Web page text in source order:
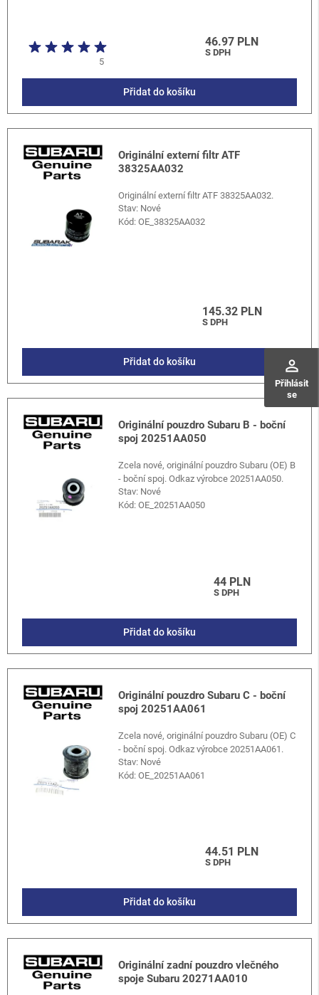
perm_identity
Přihlásit
se
5
46.97 PLN
S DPH
Přidat do košíku
Originální externí filtr ATF
38325AA032
Originální externí filtr ATF 38325AA032.
Stav: Nové
Kód:OE_38325AA032
145.32 PLN
S DPH
Přidat do košíku
Originální pouzdro Subaru B - boční
spoj 20251AA050
Zcela nové, originální pouzdro Subaru (OE) B
- boční spoj. Odkaz výrobce 20251AA050.
Stav: Nové
Kód:OE_20251AA050
44 PLN
S DPH
Přidat do košíku
Originální pouzdro Subaru C - boční
spoj 20251AA061
Zcela nové, originální pouzdro Subaru (OE) C
- boční spoj. Odkaz výrobce 20251AA061.
Stav: Nové
Kód:OE_20251AA061
44.51 PLN
S DPH
Přidat do košíku
Originální zadní pouzdro vlečného
spoje Subaru 20271AA010